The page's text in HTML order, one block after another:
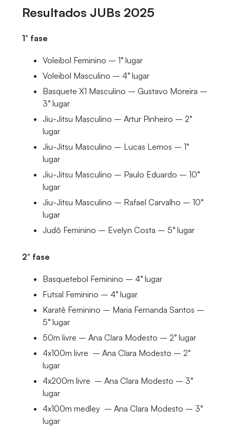
Resultados JUBs 2025
1° fase
Voleibol Feminino – 1° lugar
Voleibol Masculino – 4° lugar
Basquete X1 Masculino – Gustavo Moreira –
3° lugar
Jiu-Jitsu Masculino – Artur Pinheiro – 2°
lugar
Jiu-Jitsu Masculino – Lucas Lemos – 1°
lugar
Jiu-Jitsu Masculino – Paulo Eduardo – 10°
lugar
Jiu-Jitsu Masculino – Rafael Carvalho – 10°
lugar
Judô Feminino – Evelyn Costa – 5° lugar
2° fase
Basquetebol Feminino – 4° lugar
Futsal Feminino – 4° lugar
Karatê Feminino – Maria Fernanda Santos –
5° lugar
50m livre – Ana Clara Modesto – 2° lugar
4x100m livre – Ana Clara Modesto – 2°
lugar
4x200m livre – Ana Clara Modesto – 3°
lugar
4x100m medley – Ana Clara Modesto – 3°
lugar